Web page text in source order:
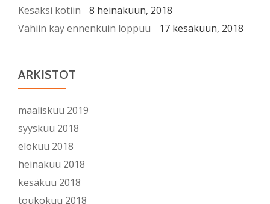
Kesäksi kotiin
8 heinäkuun, 2018
Vähiin käy ennenkuin loppuu
17 kesäkuun, 2018
ARKISTOT
maaliskuu 2019
syyskuu 2018
elokuu 2018
heinäkuu 2018
kesäkuu 2018
toukokuu 2018